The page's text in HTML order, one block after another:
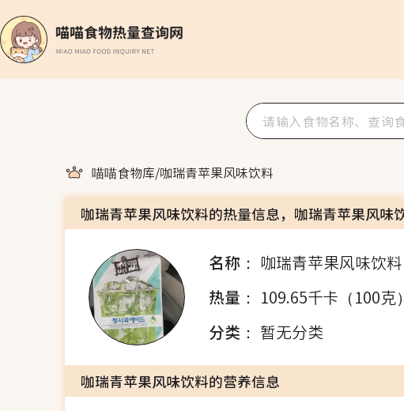
喵喵食物库/咖瑞青苹果风味饮料
咖瑞青苹果风味饮料的热量信息，咖瑞青苹果风
名称： 咖瑞青苹果风味饮料
热量： 109.65千卡（100克）
分类： 暂无分类
咖瑞青苹果风味饮料的营养信息